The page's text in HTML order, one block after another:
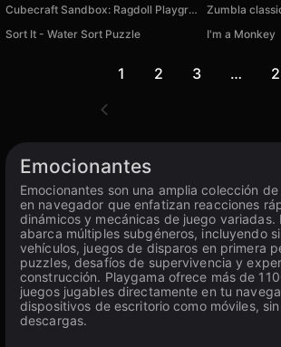
Cubecraft Sandbox: Ragdoll Playground
Zumbla
Sort It - Water Sort Puzzle
I'm a Monkey
1 2 3 …
Emocionantes
Emocionantes son una amplia colección
en navegador que enfatizan reacciones
dinámicos y mecánicas de juego variadas.
abarca múltiples subgéneros, incluyendo
vehículos, juegos de disparos en primera
puzzles, desafíos de supervivencia y
construcción. Playgama ofrece más de
juegos jugables directamente en tu
dispositivos de escritorio como móviles,
descargas.